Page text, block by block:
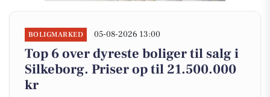
BOLIGMARKED 05-08-2026 13:00
Top 6 over dyreste boliger til salg i
Silkeborg. Priser op til 21.500.000
kr